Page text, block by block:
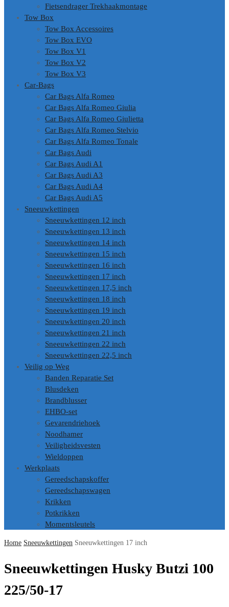
Fietsendrager Trekhaakmontage
Tow Box
Tow Box Accessoires
Tow Box EVO
Tow Box V1
Tow Box V2
Tow Box V3
Car-Bags
Car Bags Alfa Romeo
Car Bags Alfa Romeo Giulia
Car Bags Alfa Romeo Giulietta
Car Bags Alfa Romeo Stelvio
Car Bags Alfa Romeo Tonale
Car Bags Audi
Car Bags Audi A1
Car Bags Audi A3
Car Bags Audi A4
Car Bags Audi A5
Sneeuwkettingen
Sneeuwkettingen 12 inch
Sneeuwkettingen 13 inch
Sneeuwkettingen 14 inch
Sneeuwkettingen 15 inch
Sneeuwkettingen 16 inch
Sneeuwkettingen 17 inch
Sneeuwkettingen 17,5 inch
Sneeuwkettingen 18 inch
Sneeuwkettingen 19 inch
Sneeuwkettingen 20 inch
Sneeuwkettingen 21 inch
Sneeuwkettingen 22 inch
Sneeuwkettingen 22,5 inch
Veilig op Weg
Banden Reparatie Set
Blusdeken
Brandblusser
EHBO-set
Gevarendriehoek
Noodhamer
Veiligheidsvesten
Wieldoppen
Werkplaats
Gereedschapskoffer
Gereedschapswagen
Krikken
Potkrikken
Momentsleutels
Home Sneeuwkettingen Sneeuwkettingen 17 inch
Sneeuwkettingen Husky Butzi 100
225/50-17